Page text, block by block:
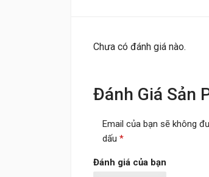
Chưa có đánh giá nào.
Đánh Giá Sản
Email của bạn sẽ không
dấu *
Đánh giá của bạn